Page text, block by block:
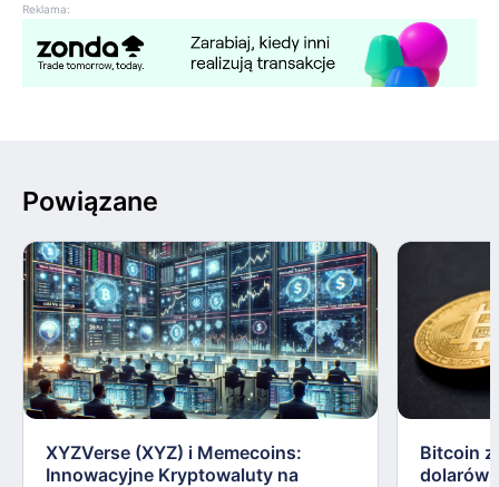
Reklama:
Powiązane
XYZVerse (XYZ) i Memecoins:
Innowacyjne Kryptowaluty na
Bitcoin
dolarów: